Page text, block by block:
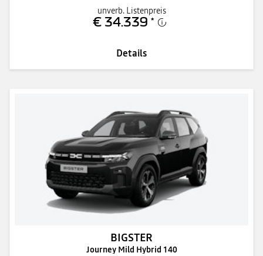
unverb. Listenpreis
€ 34.339 *
Details
BIGSTER
Journey Mild Hybrid 140